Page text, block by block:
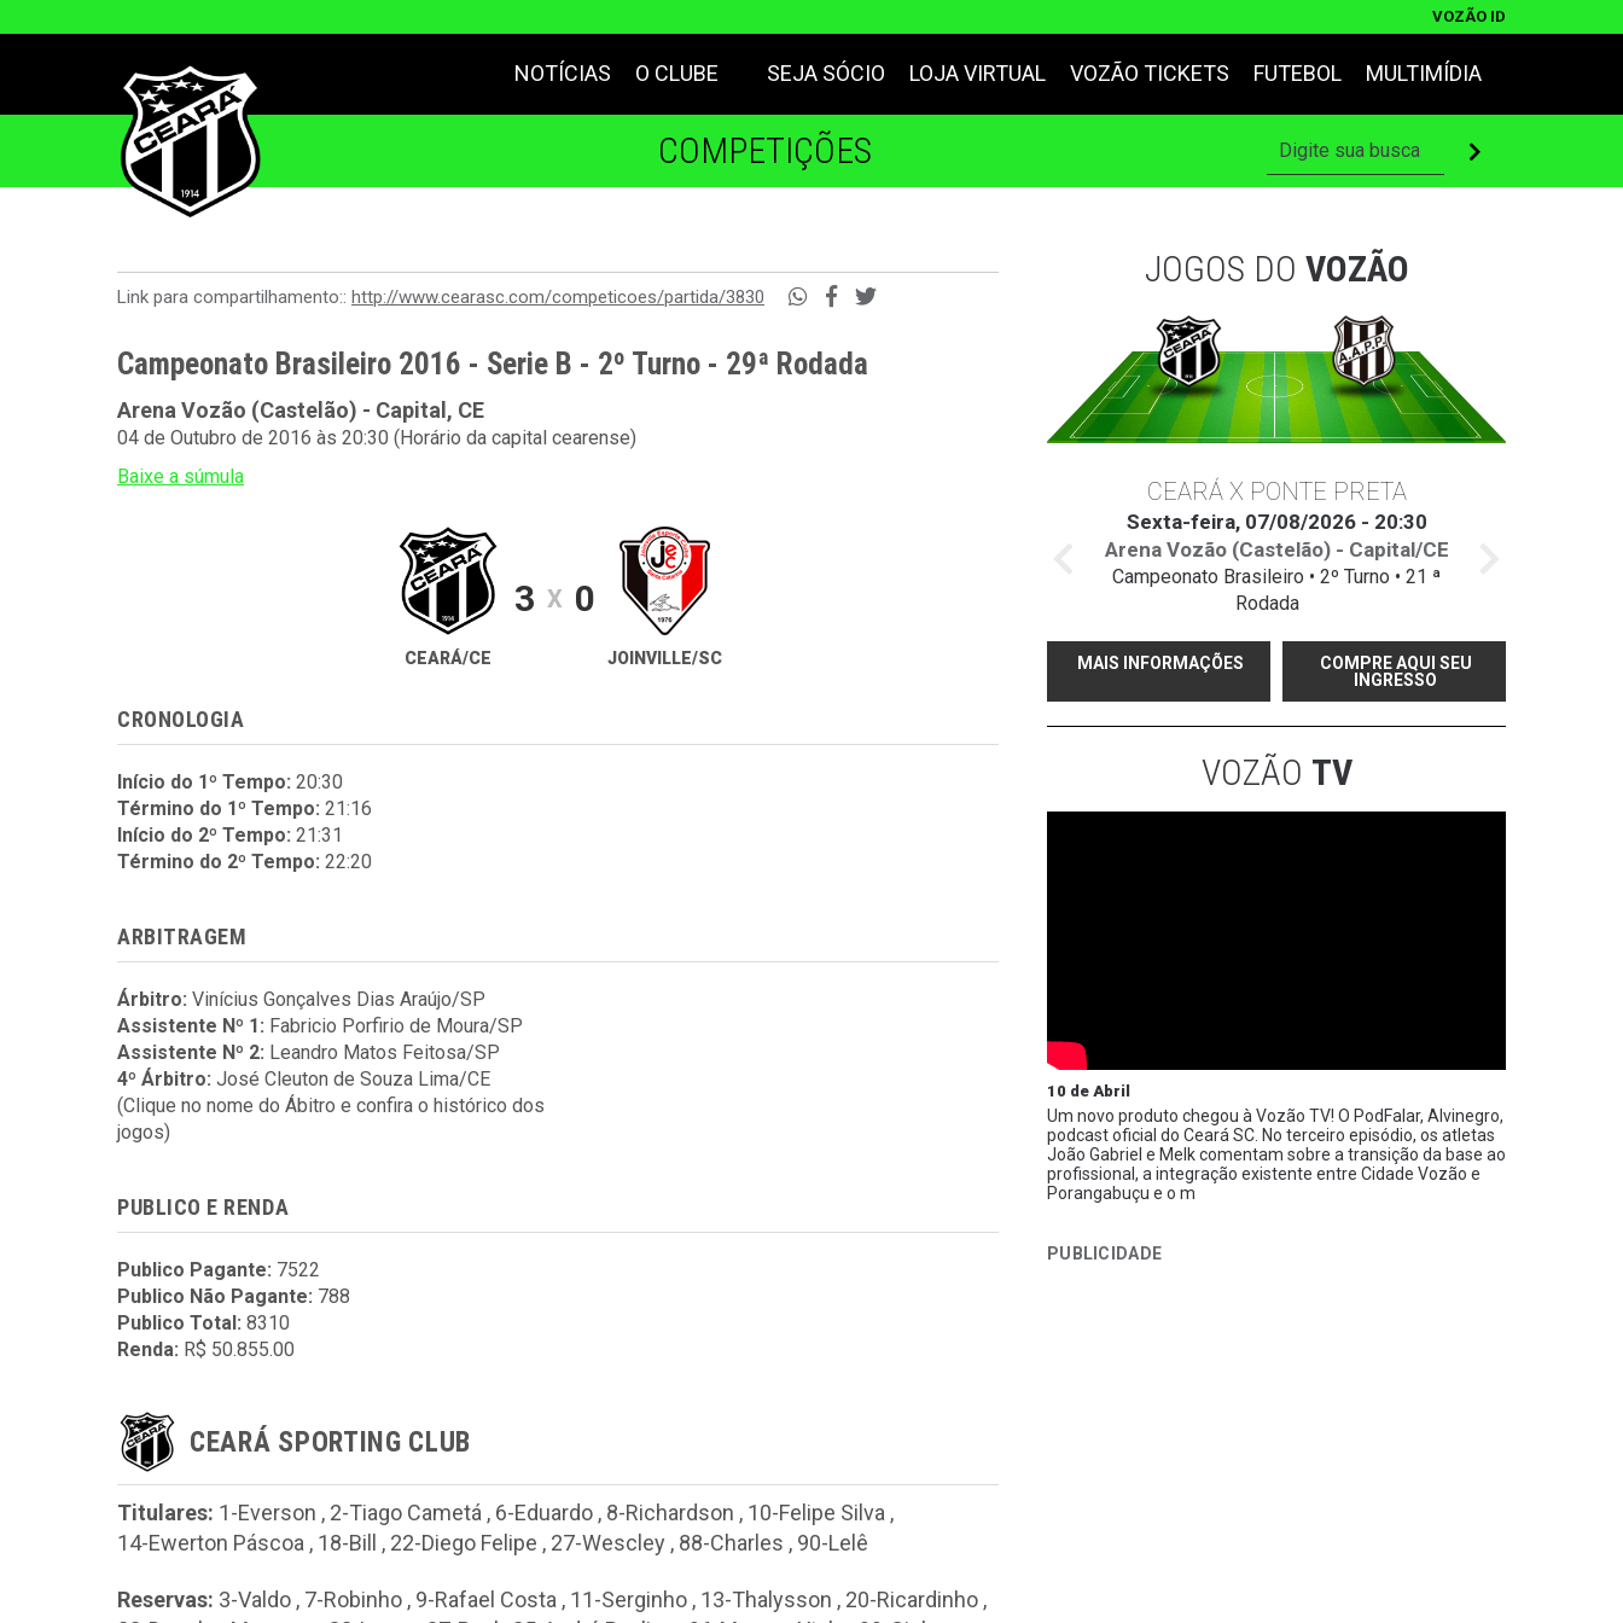
VOZÃO ID
NOTÍCIAS O CLUBE SEJA SÓCIO LOJA VIRTUAL VOZÃO TICKETS FUTEBOL MULTIMÍDIA
COMPETIÇÕES
Link para compartilhamento:: http://www.cearasc.com/competicoes/partida/3830
Campeonato Brasileiro 2016 - Serie B - 2º Turno - 29ª Rodada
Arena Vozão (Castelão) - Capital, CE
04 de Outubro de 2016 às 20:30 (Horário da capital cearense)
Baixe a súmula
CEARÁ/CE
3 X 0
JOINVILLE/SC
CRONOLOGIA
Início do 1º Tempo: 20:30
Término do 1º Tempo: 21:16
Início do 2º Tempo: 21:31
Término do 2º Tempo: 22:20
ARBITRAGEM
Árbitro: Vinícius Gonçalves Dias Araújo/SP
Assistente Nº 1: Fabricio Porfirio de Moura/SP
Assistente Nº 2: Leandro Matos Feitosa/SP
4º Árbitro: José Cleuton de Souza Lima/CE
(Clique no nome do Ábitro e confira o histórico dos
jogos)
PUBLICO E RENDA
Publico Pagante: 7522
Publico Não Pagante: 788
Publico Total: 8310
Renda: R$ 50.855.00
CEARÁ SPORTING CLUB
Titulares: 1-Everson , 2-Tiago Cametá , 6-Eduardo , 8-Richardson , 10-Felipe Silva ,
14-Ewerton Páscoa , 18-Bill , 22-Diego Felipe , 27-Wescley , 88-Charles , 90-Lelê
Reservas: 3-Valdo , 7-Robinho , 9-Rafael Costa , 11-Serginho , 13-Thalysson , 20-Ricardinho ,
JOGOS DO VOZÃO
CEARÁ X PONTE PRETA
Sexta-feira, 07/08/2026 - 20:30
Arena Vozão (Castelão) - Capital/CE
Campeonato Brasileiro • 2º Turno • 21 ª
Rodada
MAIS INFORMAÇÕES
COMPRE AQUI SEU
INGRESSO
VOZÃO TV
10 de Abril
Um novo produto chegou à Vozão TV! O PodFalar, Alvinegro,
podcast oficial do Ceará SC. No terceiro episódio, os atletas
João Gabriel e Melk comentam sobre a transição da base ao
profissional, a integração existente entre Cidade Vozão e
Porangabuçu e o m
PUBLICIDADE